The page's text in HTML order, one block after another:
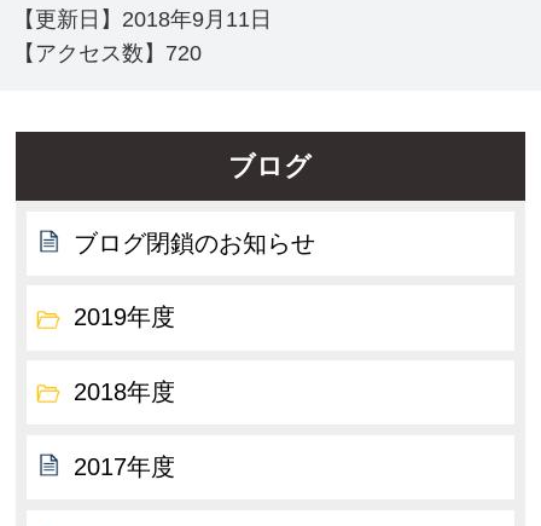
【更新日】 2018年9月11日
【アクセス数】 720
ブログ
ブログ閉鎖のお知らせ
2019年度
2018年度
2017年度